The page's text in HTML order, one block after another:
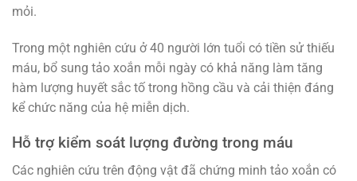
mỏi.
Trong một nghiên cứu ở 40 người lớn tuổi có tiền sử thiếu
máu, bổ sung tảo xoắn mỗi ngày có khả năng làm tăng
hàm lượng huyết sắc tố trong hồng cầu và cải thiện đáng
kể chức năng của hệ miễn dịch.
Hỗ trợ kiểm soát lượng đường trong máu
Các nghiên cứu trên động vật đã chứng minh tảo xoắn có